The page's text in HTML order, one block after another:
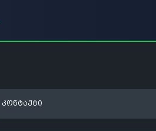
კონტაქტი